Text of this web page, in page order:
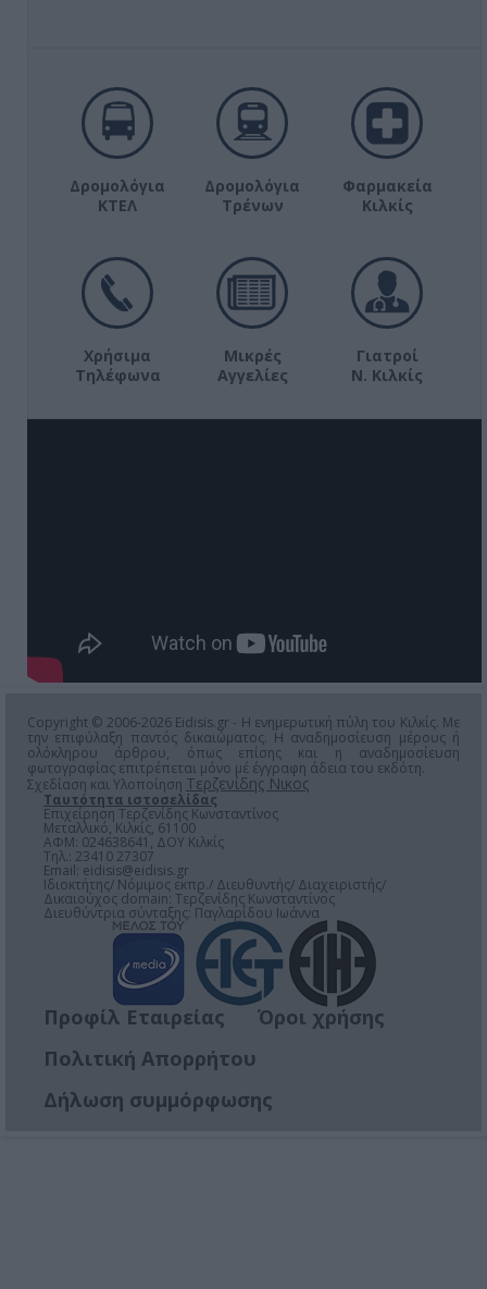
Δρομολόγια
ΚΤΕΛ
Δρομολόγια
Τρένων
Φαρμακεία
Κιλκίς
Χρήσιμα
Τηλέφωνα
Μικρές
Αγγελίες
Γιατροί
Ν. Κιλκίς
Copyright © 2006-2026 Eidisis.gr - Η ενημερωτική πύλη του Κιλκίς. Με
την επιφύλαξη παντός δικαιώματος. Η αναδημοσίευση μέρους ή
ολόκληρου άρθρου, όπως επίσης και η αναδημοσίευση
φωτογραφίας επιτρέπεται μόνο μέ έγγραφη άδεια του εκδότη.
Σχεδίαση και Υλοποίηση Τερζενίδης Νικος
Ταυτότητα ιστοσελίδας
Επιχείρηση Τερζενίδης Κωνσταντίνος
Μεταλλικό, Κιλκίς, 61100
ΑΦΜ: 024638641, ΔΟΥ Κιλκίς
Τηλ.: 23410 27307
Email: eidisis@eidisis.gr
Ιδιοκτήτης/ Νόμιμος εκπρ./ Διευθυντής/ Διαχειριστής/
Δικαιούχος domain: Τερζενίδης Κωνσταντίνος
Διευθύντρια σύνταξης: Παγλαρίδου Ιωάννα
Προφίλ Εταιρείας
Όροι χρήσης
Πολιτική Απορρήτου
Δήλωση συμμόρφωσης